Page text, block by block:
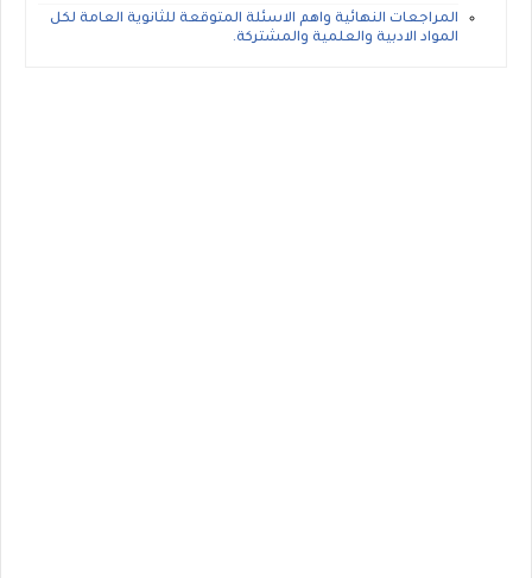
المراجعات النهائية واهم الاسئلة المتوقعة للثانوية العامة لكل
المواد الادبية والعلمية والمشتركة.